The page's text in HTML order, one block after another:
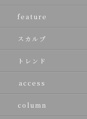
feature
スカルプ
トレンド
access
column